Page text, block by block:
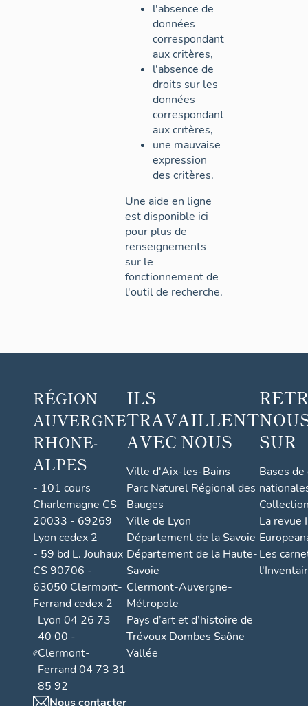
l'absence de
données
correspondant
aux critères,
l'absence de
droits sur les
données
correspondant
aux critères,
une mauvaise
expression
des critères.
Une aide en ligne
est disponible ici
pour plus de
renseignements
sur le
fonctionnement de
l'outil de recherche.
RÉGION
AUVERGNE
RHONE-
ALPES
- 101 cours
Charlemagne CS
20033 - 69269
Lyon cedex 2
- 59 bd L. Jouhaux
CS 90706 -
63050 Clermont-
Ferrand cedex 2
Lyon 04 26 73
40 00 -
Clermont-
Ferrand 04 73 31
85 92
Nous contacter
ILS
TRAVAILLENT
AVEC NOUS
Ville d'Aix-les-Bains
Parc Naturel Régional des
Bauges
Ville de Lyon
Département de la Savoie
Département de la Haute-
Savoie
Clermont-Auvergne-
Métropole
Pays d’art et d’histoire de
Trévoux Dombes Saône
Vallée
SUR
Bases
La revue
Les